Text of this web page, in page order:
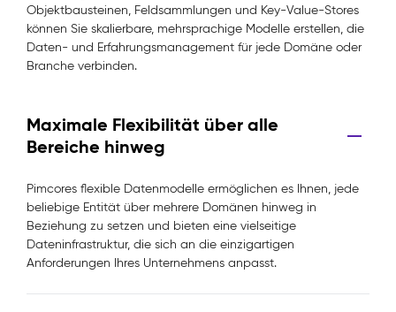
Objektbausteinen, Feldsammlungen und Key-Value-Stores
können Sie skalierbare, mehrsprachige Modelle erstellen, die
Daten- und Erfahrungsmanagement für jede Domäne oder
Branche verbinden.
Maximale Flexibilität über alle
Bereiche hinweg
Pimcores flexible Datenmodelle ermöglichen es Ihnen, jede
beliebige Entität über mehrere Domänen hinweg in
Beziehung zu setzen und bieten eine vielseitige
Dateninfrastruktur, die sich an die einzigartigen
Anforderungen Ihres Unternehmens anpasst.